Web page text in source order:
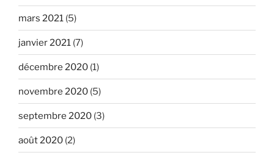
mars 2021 (5)
janvier 2021 (7)
décembre 2020 (1)
novembre 2020 (5)
septembre 2020 (3)
août 2020 (2)